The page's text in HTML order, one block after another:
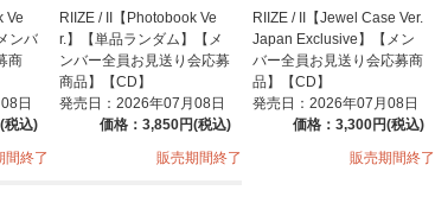
Ve
ンバ
商
日
税込)
間終了
RIIZE / II【Photobook Ve
r.】【単品ランダム】【メ
ンバー全員お見送り会応募
商品】【CD】
発売日：2026年07月08日
価格：3,850円(税込)
販売期間終了
RIIZE / II【Jewel Case Ver.
Japan Exclusive】【メン
バー全員お見送り会応募商
品】【CD】
発売日：2026年07月08日
価格：3,300円(税込)
販売期間終了